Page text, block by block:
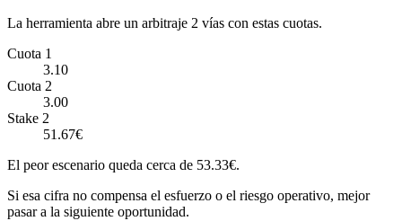
La herramienta abre un arbitraje 2 vías con estas cuotas.
Cuota 1
3.10
Cuota 2
3.00
Stake 2
51.67€
El peor escenario queda cerca de 53.33€.
Si esa cifra no compensa el esfuerzo o el riesgo operativo, mejor
pasar a la siguiente oportunidad.